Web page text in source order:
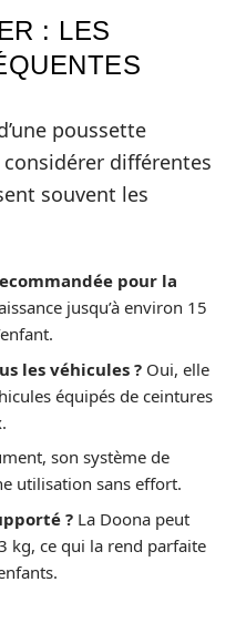
: LES
poussette
différentes
souvent les
pour la
jusqu’à environ 15
les véhicules ? Oui, elle
équipés de ceintures
son système de
utilisation sans effort.
? La Doona peut
kg, ce qui la rend parfaite